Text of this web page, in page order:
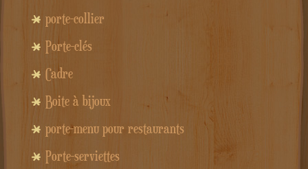
porte-collier
Porte-clés
Cadre
Boite à bijoux
porte-menu pour restaurants
Porte-serviettes